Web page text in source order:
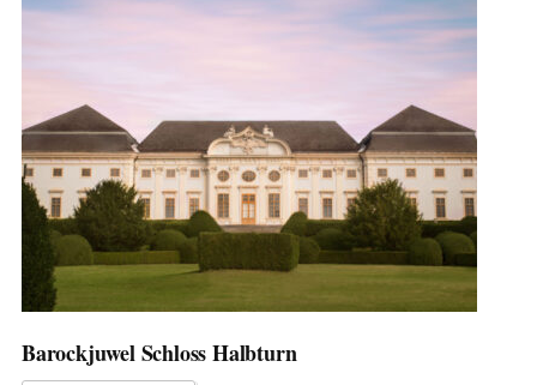
Barockjuwel Schloss Halbturn